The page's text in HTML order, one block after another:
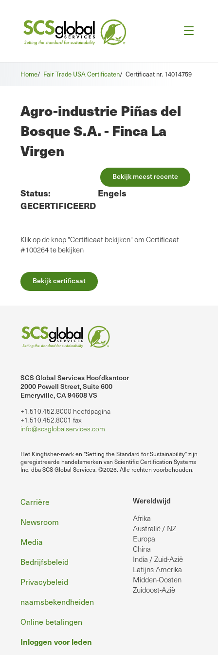
Home/ Fair Trade USA Certificaten/ Certificaat nr. 14014759
Agro-industrie Piñas del
Bosque S.A. - Finca La
Virgen
Bekijk meest recente
Status:
GECERTIFICEERD
Engels
Klik op de knop "Certificaat bekijken" om Certificaat
#100264 te bekijken
Bekijk certificaat
SCS Global Services Hoofdkantoor
2000 Powell Street, Suite 600
Emeryville, CA 94608 VS
+1.510.452.8000 hoofdpagina
+1.510.452.8001 fax
info@scsglobalservices.com
Het Kingfisher-merk en "Setting the Standard for Sustainability" zijn
geregistreerde handelsmerken van Scientific Certification Systems
Inc. dba SCS Global Services. ©2026. Alle rechten voorbehouden.
Wereldwijd
Afrika
Australië / NZ
Europa
China
India / Zuid-Azië
Latijns-Amerika
Midden-Oosten
Zuidoost-Azië
Voettekst
Carrière
Newsroom
Media
Bedrijfsbeleid
Privacybeleid
naamsbekendheiden
Online betalingen
Inloggen voor leden